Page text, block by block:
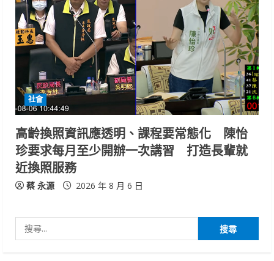
社會
高齡換照資訊應透明、課程要常態化 陳怡
珍要求每月至少開辦一次講習 打造長輩就
近換照服務
蔡 永源 2026 年 8 月 6 日
尋